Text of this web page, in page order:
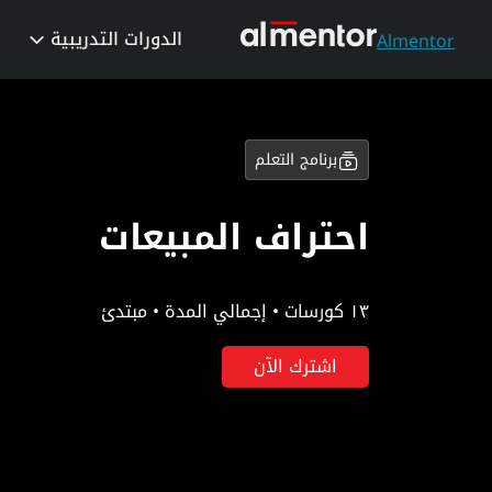
Almentor الدورات التدريبية
برنامج التعلم
احتراف المبيعات
١٣ كورسات • إجمالي المدة • مبتدئ
اشترك الآن